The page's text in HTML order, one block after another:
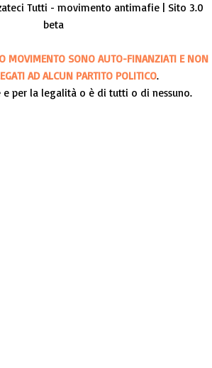
Tutti - movimento antimafie | Sito 3.0
beta
MOVIMENTO SONO AUTO-FINANZIATI E NON
AD ALCUN PARTITO POLITICO.
per la legalità o è di tutti o di nessuno.